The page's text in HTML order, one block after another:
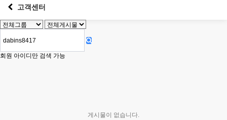
고객센터
회원 아이디만 검색 가능
게시물이 없습니다.